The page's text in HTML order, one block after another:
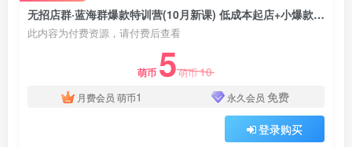
无招店群·蓝海群爆款特训营(10月新课) 低成本起店+小爆款打造+群爆款维护
此内容为付费资源，请付费后查看
萌币 5萌币10
月费会员 萌币1 永久会员 免费
登录购买